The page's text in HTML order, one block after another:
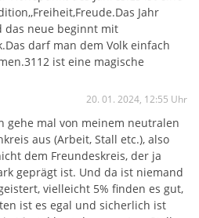
Jahr
das neue beginnt mit
darf man dem Volk einfach
ist eine magische
20. 01. 2024, 12:55 Uhr
gehe mal von meinem neutralen
aus (Arbeit, Stall etc.), also
dem Freundeskreis, der ja
geprägt ist. Und da ist niemand
vielleicht 5% finden es gut,
ist es egal und sicherlich ist